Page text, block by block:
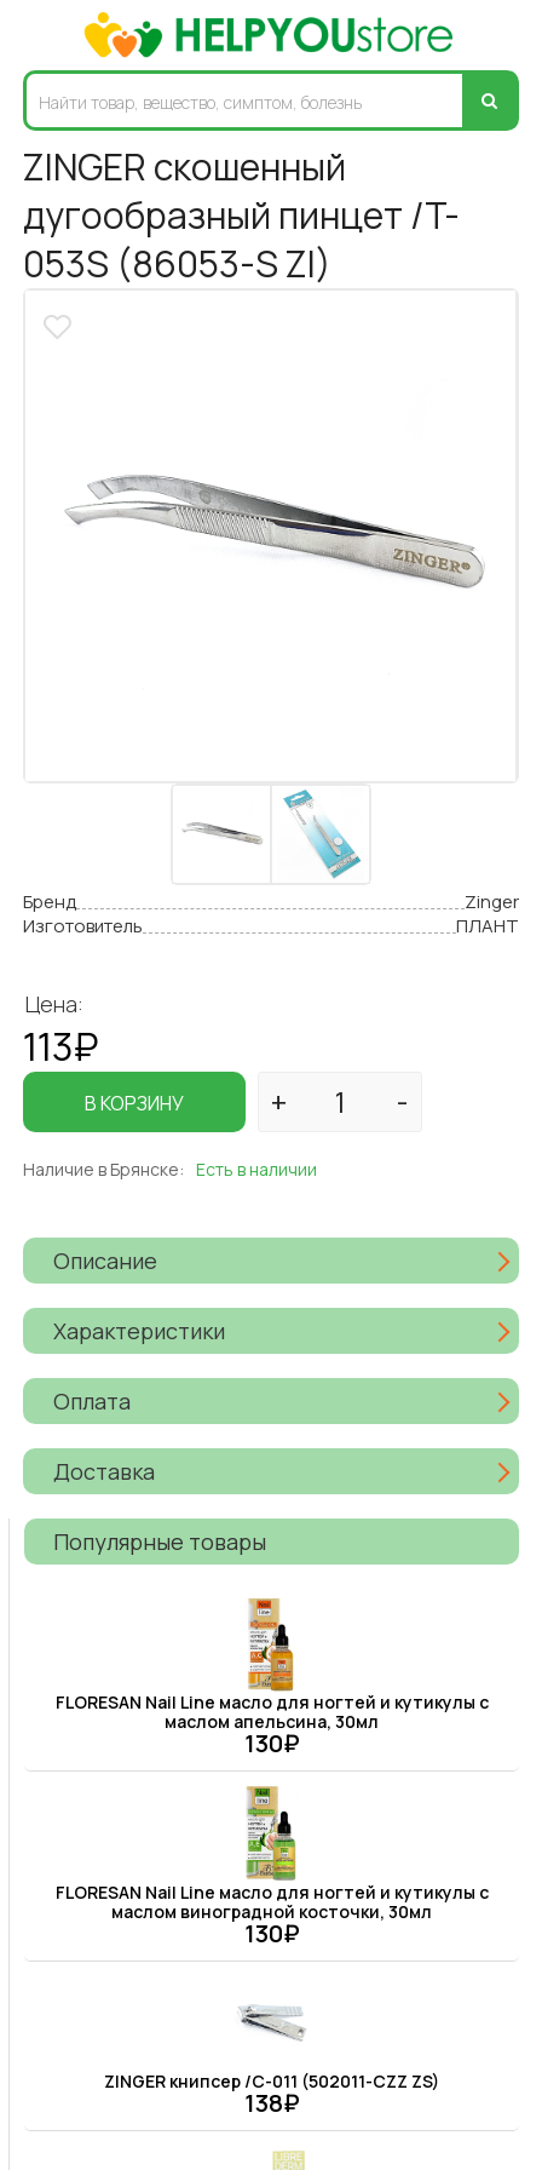
ZINGER скошенный
дугообразный пинцет /T-
053S (86053-S ZI)
Бренд
Zinger
Изготовитель
ПЛАНТ
Цена:
113₽
В КОРЗИНУ
Наличие в Брянске: Есть в наличии
Описание
Характеристики
Оплата
Доставка
Популярные товары
FLORESAN Nail Line масло для ногтей и кутикулы с
маслом апельсина, 30мл
130₽
FLORESAN Nail Line масло для ногтей и кутикулы с
маслом виноградной косточки, 30мл
130₽
ZINGER книпсер /C-011 (502011-CZZ ZS)
138₽